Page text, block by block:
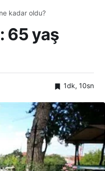
ne kadar oldu?
65 yaş
1dk, 10sn